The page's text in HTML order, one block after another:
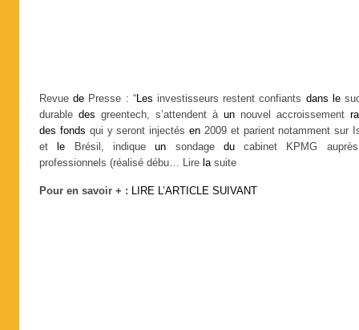
Revuede Presse : “Les investisseurs restent confiants dans le
durable des greentech, s’attendent à un nouvel accroissement
des fonds qui y seront injectésen 2009 et parient notamment sur
et
le Brésil, indiqueun sondage ducabinet KPMG
professionnels (réalisé débu… Lire lasuite
Pour en savoir + : LIRE L’ARTICLE SUIVANT